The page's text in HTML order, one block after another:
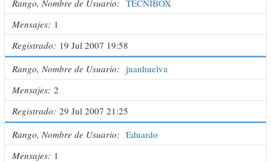
Rango, Nombre de Usuario
TECNIBOX
Mensajes 1
Registrado
19 Jul 2007 19:58
Rango, Nombre de Usuario
juanhuelva
Mensajes 2
Registrado 29 Jul 2007 21:25
Rango, Nombre de Usuario
Eduardo
Mensajes 1